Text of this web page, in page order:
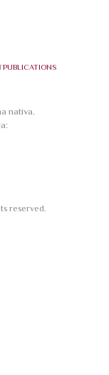
PUBLICATIONS
nativa.
reserved.